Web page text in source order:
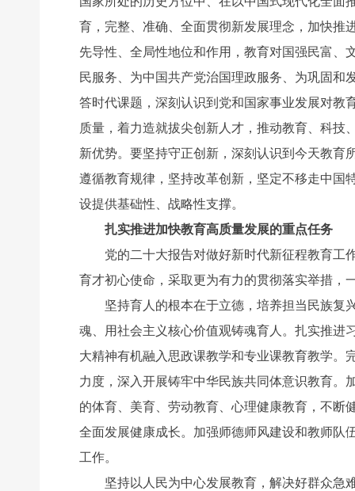
育，完整、准确、全面贯彻新发展理念，加快推
先导性、全局性地位和作用，教育对国强民富、
民服务、为中国共产党治国理政服务、为巩固
答时代课题，深刻认识到党和国家事业发展对教
质量，着力造就拔尖创新人才，推动教育、科
新优势。要坚持守正创新，深刻认识到今天教育
遵循教育规律，坚持改革创新，坚定不移走中国
设提供基础性、战略性支撑。
扎实推进加快教育高质量发展的重点任务
党的二十大报告对做好新时代新征程教育工作
育才初心使命，采取更为有力的贯彻落实举措，
坚持育人的根本在于立德，培养担当民族复兴
魂、用社会主义核心价值观铸魂育人。扎实推进
大精神有机融入思政课教学和专业课教育教学。
力度，深入开展铸牢中华民族共同体意识教育。
的体育、美育、劳动教育、心理健康教育，不断
全面发展健康成长。加强师德师风建设和教师队
工作。
坚持以人民为中心发展教育，解决好群众急难